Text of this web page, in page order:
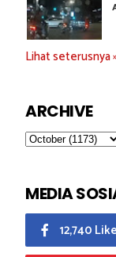
Lihat seterusnya
ARCHIVE
MEDIA
12,740